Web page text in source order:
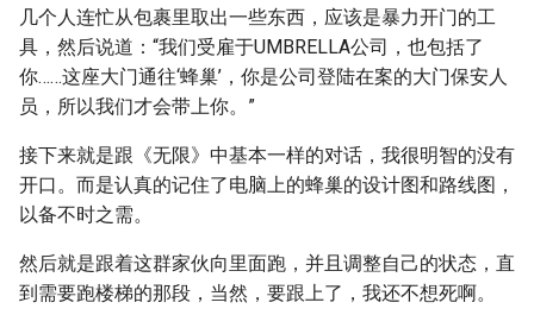
几个人连忙从包裹里取出一些东西，应该是暴力开门的工
具，然后说道：“我们受雇于UMBRELLA公司，也包括了
你……这座大门通往‘蜂巢’，你是公司登陆在案的大门保安人
员，所以我们才会带上你。”
接下来就是跟《无限》中基本一样的对话，我很明智的没有
开口。而是认真的记住了电脑上的蜂巢的设计图和路线图，
以备不时之需。
然后就是跟着这群家伙向里面跑，并且调整自己的状态，直
到需要跑楼梯的那段，当然，要跟上了，我还不想死啊。